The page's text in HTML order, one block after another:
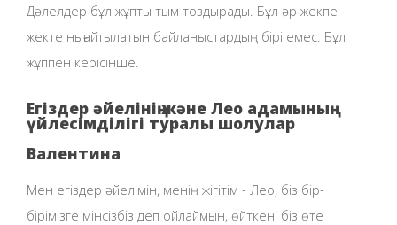
Дәлелдер бұл жұпты тым тоздырады. Бұл әр жекпе-
жекте нығайтылатын байланыстардың бірі емес. Бұл
жұппен керісінше.
Егіздер әйелінің және Лео адамының
үйлесімділігі туралы шолулар
Валентина
Мен егіздер әйелімін, менің жігітім - Лео, біз бір-
бірімізге мінсізбіз деп ойлаймын, өйткені біз өте